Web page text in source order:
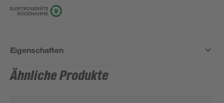
Eigenschaften
Ähnliche Produkte